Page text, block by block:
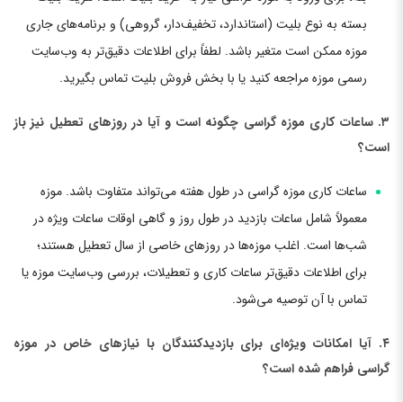
بسته به نوع بلیت (استاندارد، تخفیف‌دار، گروهی) و برنامه‌های جاری
موزه ممکن است متغیر باشد. لطفاً برای اطلاعات دقیق‌تر به وب‌سایت
رسمی موزه مراجعه کنید یا با بخش فروش بلیت تماس بگیرید.
۳. ساعات کاری موزه گراسی چگونه است و آیا در روزهای تعطیل نیز باز
است؟
ساعات کاری موزه گراسی در طول هفته می‌تواند متفاوت باشد. موزه
معمولاً شامل ساعات بازدید در طول روز و گاهی اوقات ساعات ویژه در
شب‌ها است. اغلب موزه‌ها در روزهای خاصی از سال تعطیل هستند؛
برای اطلاعات دقیق‌تر ساعات کاری و تعطیلات، بررسی وب‌سایت موزه یا
تماس با آن توصیه می‌شود.
۴. آیا امکانات ویژه‌ای برای بازدیدکنندگان با نیازهای خاص در موزه
گراسی فراهم شده است؟